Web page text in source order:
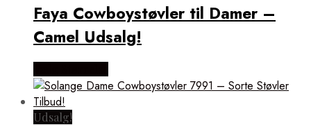
Faya Cowboystøvler til Damer –
Camel Udsalg!
Udsalg!